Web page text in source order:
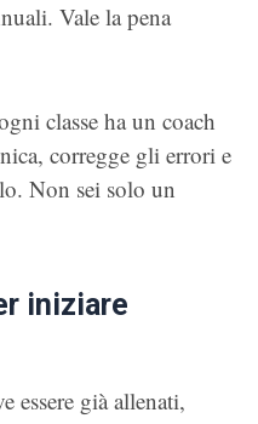
Vale la pena
classe ha un coach
corregge gli errori e
Non sei solo un
iniziare
essere già allenati,